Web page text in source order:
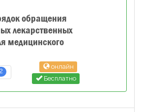
обращения
лекарственных
медицинского
2
онлайн
Бесплатно